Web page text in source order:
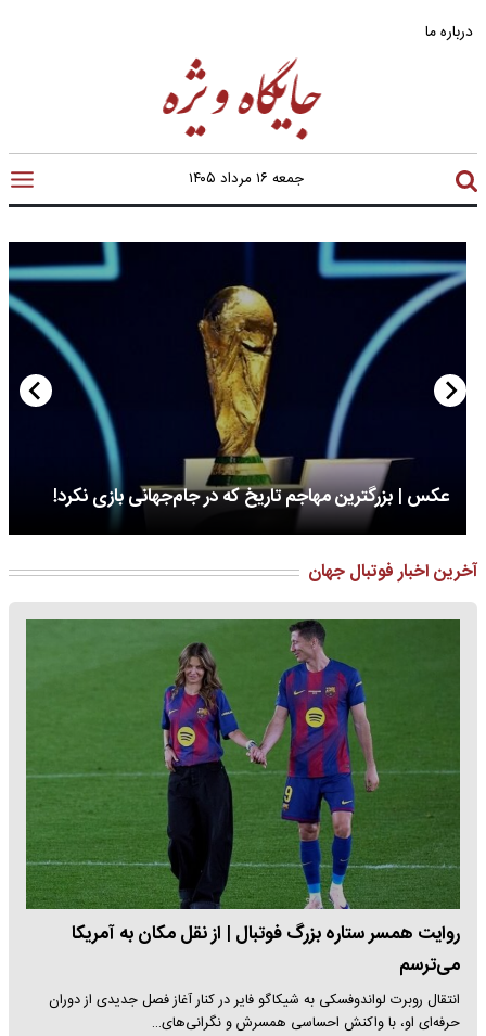
درباره ما
جمعه ۱۶ مرداد ۱۴۰۵
عکس | بزرگترین مهاجم تاریخ که در جام‌جهانی بازی نکرد!
آخرین اخبار فوتبال جهان
روایت همسر ستاره بزرگ فوتبال | از نقل مکان به آمریکا
می‌ترسم
انتقال روبرت لواندوفسکی به شیکاگو فایر در کنار آغاز فصل جدیدی از دوران
حرفه‌ای او، با واکنش احساسی همسرش و نگرانی‌های…